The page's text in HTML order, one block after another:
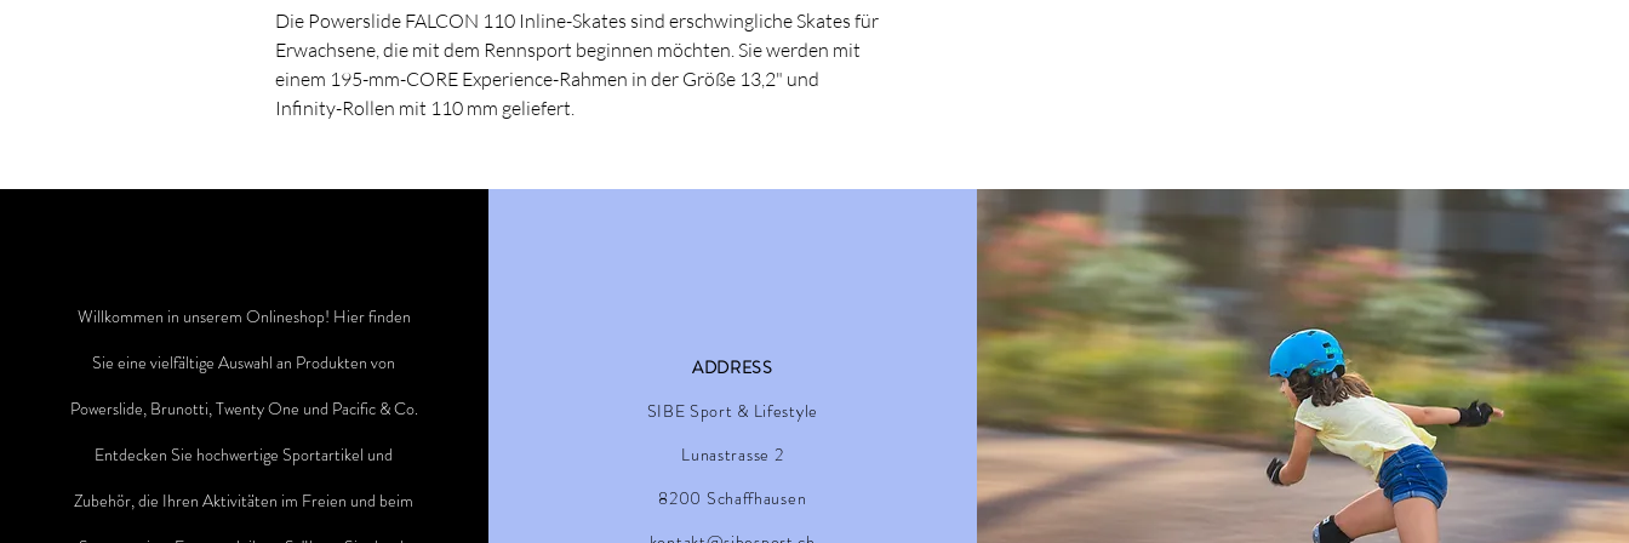
Die Powerslide FALCON 110 Inline-Skates sind erschwingliche Skates für
Erwachsene, die mit dem Rennsport beginnen möchten. Sie werden mit
einem 195-mm-CORE Experience-Rahmen in der Größe 13,2" und
Infinity-Rollen mit 110 mm geliefert.
Willkommen in unserem Onlineshop! Hier finden
Sie eine vielfältige Auswahl an Produkten von
Powerslide, Brunotti, Twenty One und Pacific & Co.
Entdecken Sie hochwertige Sportartikel und
Zubehör, die Ihren Aktivitäten im Freien und beim
ADDRESS
SIBE Sport & Lifestyle
Lunastrasse 2
8200 Schaffhausen